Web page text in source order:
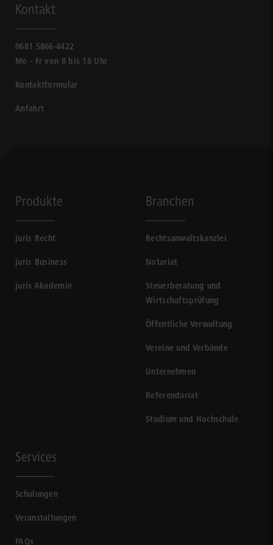
Kontakt
0681 5866-4422
Mo - Fr von 8 bis 18 Uhr
Kontaktformular
Anfahrt
Produkte
juris Recht
juris Business
juris Akademie
Branchen
Rechtsanwaltskanzlei
Notariat
Steuerberatung und
Wirtschaftsprüfung
Öffentliche Verwaltung
Vereine und Verbände
Unternehmen
Referendariat
Studium und Hochschule
Services
Schulungen
Veranstaltungen
FAQs